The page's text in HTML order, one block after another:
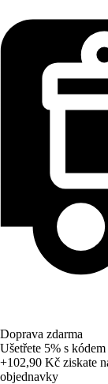
Doprava zdarma
Ušetřete 5% s kódem
+102,90 Kč ziskate
objednavky